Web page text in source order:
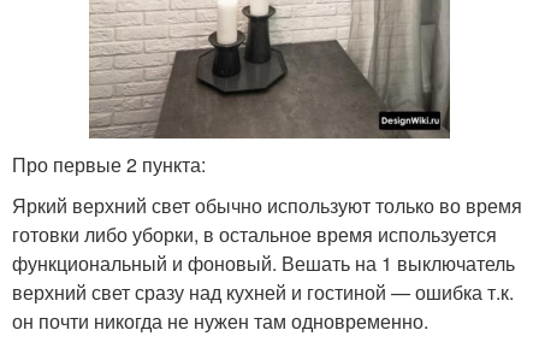
Про первые 2 пункта:
Яркий верхний свет обычно используют только во время
готовки либо уборки, в остальное время используется
функциональный и фоновый. Вешать на 1 выключатель
верхний свет сразу над кухней и гостиной — ошибка т.к.
он почти никогда не нужен там одновременно.